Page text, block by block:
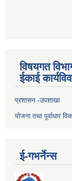
विषयगत
ईकाई
प्रशासन -उपशाखा
योजना तथा पूर्वाधार
ई-गभर्नेन्स